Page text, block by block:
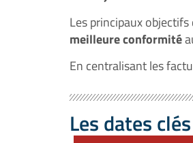
Les principaux
meilleure conformité
En centralisant les
Les dates